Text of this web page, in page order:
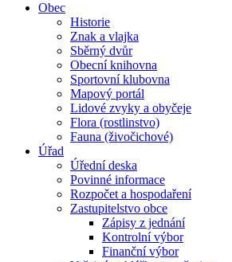
Obec
Historie
Znak a vlajka
Sběrný dvůr
Obecní knihovna
Sportovní klubovna
Mapový portál
Lidové zvyky a obyčeje
Flora (rostlinstvo)
Fauna (živočichové)
Úřad
Úřední deska
Povinné informace
Rozpočet a hospodaření
Zastupitelstvo obce
Zápisy z jednání
Kontrolní výbor
Finanční výbor